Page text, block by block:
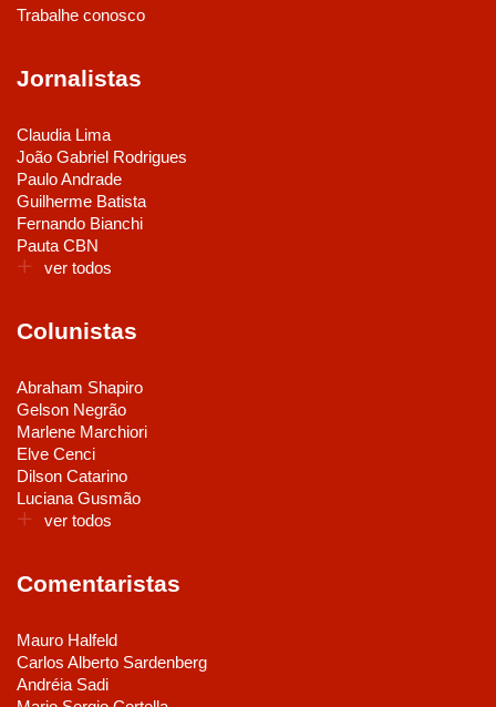
Trabalhe conosco
Jornalistas
Claudia Lima
João Gabriel Rodrigues
Paulo Andrade
Guilherme Batista
Fernando Bianchi
Pauta CBN
ver todos
Colunistas
Abraham Shapiro
Gelson Negrão
Marlene Marchiori
Elve Cenci
Dilson Catarino
Luciana Gusmão
ver todos
Comentaristas
Mauro Halfeld
Carlos Alberto Sardenberg
Andréia Sadi